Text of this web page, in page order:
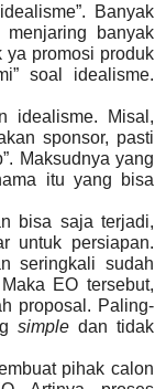
Banyak
banyak
ya promosi produk
soal idealisme.
idealisme. Misal,
sponsor, pasti
Maksudnya yang
itu yang bisa
bisa saja terjadi,
untuk persiapan.
seringkali sudah
EO tersebut,
proposal. Paling-
simple dan tidak
pihak calon